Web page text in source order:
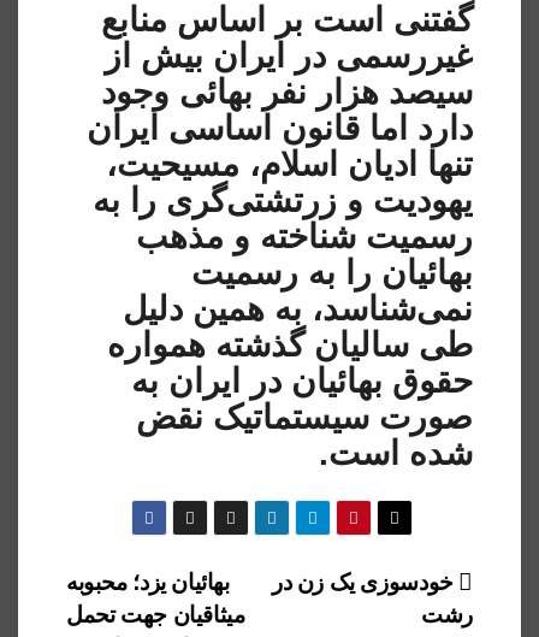
گفتنی است بر اساس منابع
غیررسمی در ایران بیش از
سیصد هزار نفر بهائی وجود
دارد اما قانون اساسی ایران
تنها ادیان اسلام، مسیحیت،
یهودیت و زرتشتی‌گری را به
رسمیت شناخته و مذهب
بهائیان را به رسمیت
نمی‌شناسد، به همین دلیل
طی سالیان گذشته همواره
حقوق بهائیان در ایران به
صورت سیستماتیک نقض
شده است.
راهبری
نوشته
بهائیان یزد؛ محبوبه
میثاقیان جهت تحمل
خودسوزی یک زن در
رشت